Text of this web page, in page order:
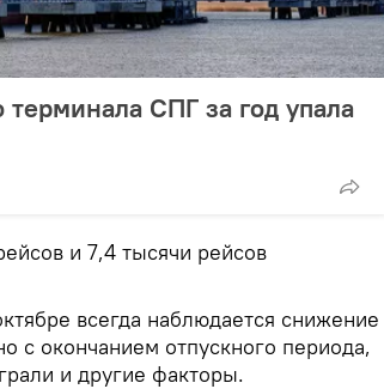
СПГ за год упала
и 7,4 тысячи рейсов
всегда наблюдается снижение
с окончанием отпускного периода,
и другие факторы.